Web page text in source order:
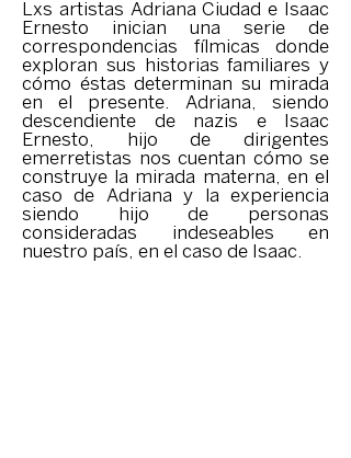
Lxs artistas Adriana Ciudad e Isaac
Ernesto inician una serie de
correspondencias fílmicas donde
exploran sus historias familiares y
cómo éstas determinan su mirada
en el presente. Adriana, siendo
descendiente de nazis e Isaac
Ernesto, hijo de dirigentes
emerretistas nos cuentan cómo se
construye la mirada materna, en el
caso de Adriana y la experiencia
siendo hijo de personas
consideradas indeseables en
nuestro país, en el caso de Isaac.